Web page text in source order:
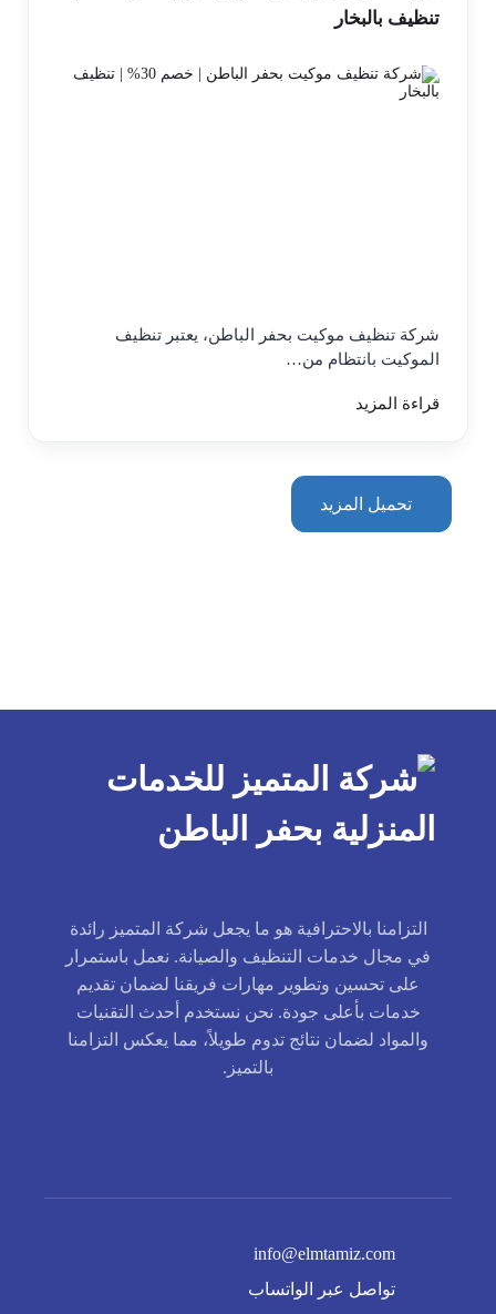
تنظيف بالبخار
شركة تنظيف موكيت بحفر الباطن، يعتبر تنظيف
الموكيت بانتظام من…
قراءة المزيد
تحميل المزيد
التزامنا بالاحترافية هو ما يجعل شركة المتميز رائدة
في مجال خدمات التنظيف والصيانة. نعمل باستمرار
على تحسين وتطوير مهارات فريقنا لضمان تقديم
خدمات بأعلى جودة. نحن نستخدم أحدث التقنيات
والمواد لضمان نتائج تدوم طويلاً، مما يعكس التزامنا
بالتميز.
info@elmtamiz.com
تواصل عبر الواتساب